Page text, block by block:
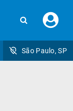
seu
São Paulo, SP